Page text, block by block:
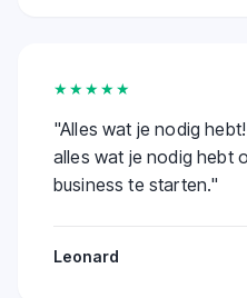
★★★★★
"Alles wat je nodig
alles wat je nodig hebt
business te starten."
Leonard